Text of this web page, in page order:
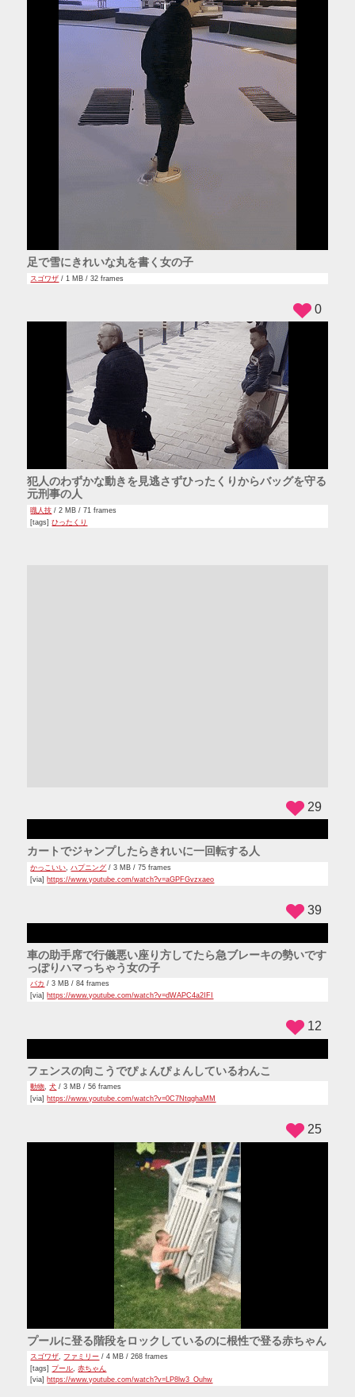
足で雪にきれいな丸を書く女の子
スゴワザ / 1 MB / 32 frames
犯人のわずかな動きを見逃さずひったくりからバッグを守る
元刑事の人
職人技 / 2 MB / 71 frames
[tags]ひったくり
0
カートでジャンプしたらきれいに一回転する人
29
車の助手席で行儀悪い座り方してたら急ブレーキの勢いです
っぽりハマっちゃう女の子
バカ/ 3 MB / 84 frames
[via]https://www.youtube.com/watch?v=dWAPC4a2IFI